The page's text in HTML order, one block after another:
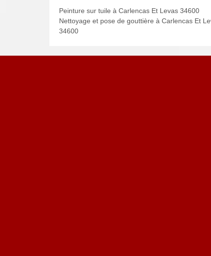
Peinture sur tuile à Carlencas Et Levas 34600
Nettoyage et pose de gouttière à Carlencas Et
34600